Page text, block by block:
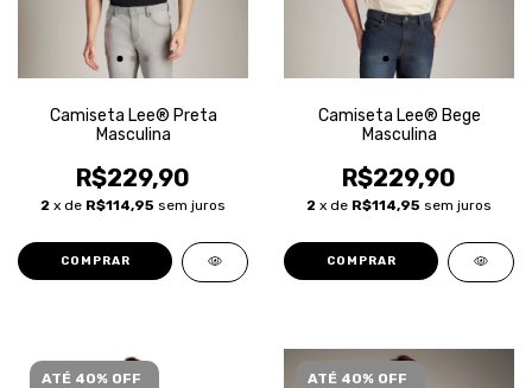
Camiseta Lee® Preta
Masculina
R$229,90
2 x de R$114,95 sem juros
COMPRAR
Camiseta Lee® Bege
Masculina
R$229,90
2 x de R$114,95 sem juros
COMPRAR
ATÉ 40% OFF ATÉ 40% OFF